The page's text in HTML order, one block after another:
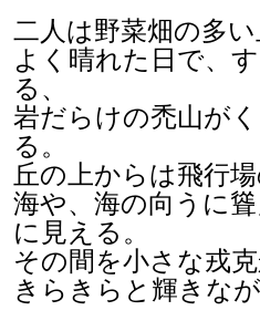
二人は野菜畑の多
よく晴れた日で、
る、
岩だらけの禿山が
る。
丘の上からは飛行
海や、海の向うに
に見える。
その間を小さな戎
きらきらと輝きな